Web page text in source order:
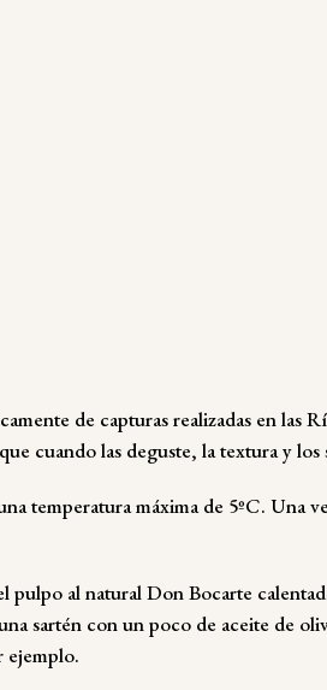
de capturas realizadas en las
cuando las deguste, la textura y
temperatura máxima de 5ºC.
pulpo al natural Don Bocarte
sartén con un poco de aceite de
ejemplo.